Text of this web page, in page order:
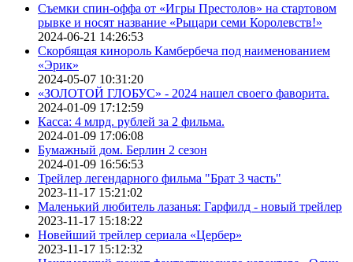
Съемки спин-оффа от «Игры Престолов» на стартовом
рывке и носят название «Рыцари семи Королевств!»
2024-06-21 14:26:53
Скорбящая кинороль Камбербеча под наименованием
«Эрик»
2024-05-07 10:31:20
«ЗОЛОТОЙ ГЛОБУС» - 2024 нашел своего фаворита.
2024-01-09 17:12:59
Касса: 4 млрд. рублей за 2 фильма.
2024-01-09 17:06:08
Бумажный дом. Берлин 2 сезон
2024-01-09 16:56:53
Трейлер легендарного фильма "Брат 3 часть"
2023-11-17 15:21:02
Маленький любитель лазанья: Гарфилд - новый трейлер
2023-11-17 15:18:22
Новейший трейлер сериала «Цербер»
2023-11-17 15:12:32